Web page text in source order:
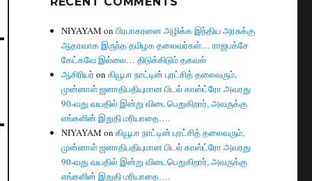
NIYAYAM onபிரபாகரனை அழிக்க இந்திய அரசுக்கு
ஆதரவாக இருந்த தமிழக தலைவர்கள்… ராஜபக்சே
கேட்கவே இல்லை… திடுக்கிடும் தகவல்
ஆசிரியர் onகியூபா நாட்டின் புரட்சித் தலைவரும்,
முன்னாள் ஜனாதிபதியுமான பிடல் காஸ்ட்ரோ அவரது
90-வது வயதில் இன்று விடைபெறுகிறார், அவருக்கு
எங்களின் இறுதி மரியாதை….
NIYAYAM onகியூபா நாட்டின் புரட்சித் தலைவரும்,
முன்னாள் ஜனாதிபதியுமான பிடல் காஸ்ட்ரோ அவரது
90-வது வயதில் இன்று விடைபெறுகிறார், அவருக்கு
எங்களின் இறுதி மரியாதை….